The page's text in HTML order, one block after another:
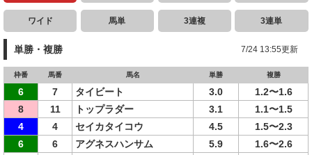
ワイド 馬単 3連複 3連単
単勝・複勝 7/24 13:55更新
枠番 馬番 馬名 単勝 複勝
6 7 タイビート 3.0
1.2〜1.6
8
11 トップラダー 3.1
1.1〜1.5
4
4 セイカタイコウ 4.5
1.5〜2.3
6
6 アグネスハンサム 5.9
1.6〜2.6